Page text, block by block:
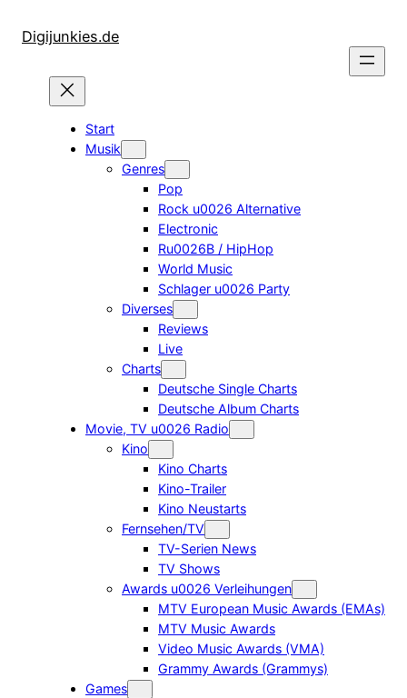
InhaltDigijunkies.de
Start
Musik
Genres
Pop
Rock u0026 Alternative
Electronic
Ru0026B / HipHop
World Music
Schlager u0026 Party
Diverses
Reviews
Live
Charts
Deutsche Single Charts
Deutsche Album Charts
Movie, TV u0026 Radio
Kino
Kino Charts
Kino-Trailer
Kino Neustarts
Fernsehen/TV
TV-Serien News
TV Shows
Awards u0026 Verleihungen
MTV European Music Awards (EMAs)
MTV Music Awards
Video Music Awards (VMA)
Grammy Awards (Grammys)
Games